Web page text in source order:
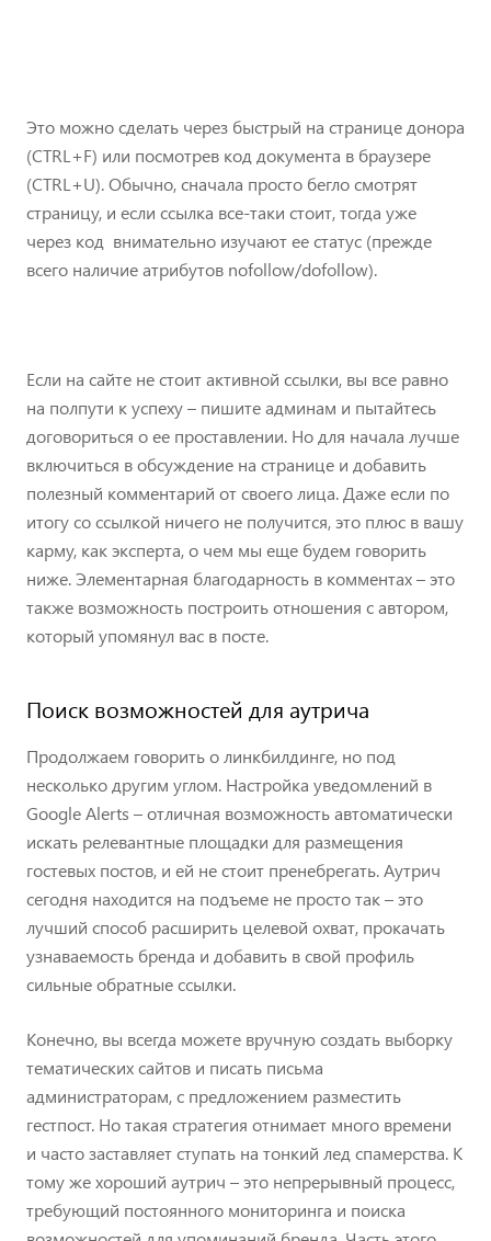
Это можно сделать через быстрый на странице донора
(CTRL+F) или посмотрев код документа в браузере
(CTRL+U). Обычно, сначала просто бегло смотрят
страницу, и если ссылка все-таки стоит, тогда уже
через код внимательно изучают ее статус (прежде
всего наличие атрибутов nofollow/dofollow).
Если на сайте не стоит активной ссылки, вы все равно
на полпути к успеху – пишите админам и пытайтесь
договориться о ее проставлении. Но для начала лучше
включиться в обсуждение на странице и добавить
полезный комментарий от своего лица. Даже если по
итогу со ссылкой ничего не получится, это плюс в вашу
карму, как эксперта, о чем мы еще будем говорить
ниже. Элементарная благодарность в комментах – это
также возможность построить отношения с автором,
который упомянул вас в посте.
Поиск возможностей для аутрича
Продолжаем говорить о линкбилдинге, но под
несколько другим углом. Настройка уведомлений в
Google Alerts – отличная возможность автоматически
искать релевантные площадки для размещения
гостевых постов, и ей не стоит пренебрегать. Аутрич
сегодня находится на подъеме не просто так – это
лучший способ расширить целевой охват, прокачать
узнаваемость бренда и добавить в свой профиль
сильные обратные ссылки.
Конечно, вы всегда можете вручную создать выборку
тематических сайтов и писать письма
администраторам, с предложением разместить
гестпост. Но такая стратегия отнимает много времени
и часто заставляет ступать на тонкий лед спамерства. К
тому же хороший аутрич – это непрерывный процесс,
требующий постоянного мониторинга и поиска